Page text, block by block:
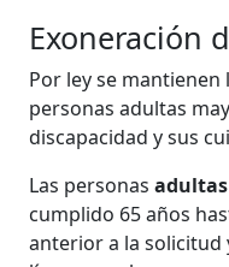
Exoneración
Por ley se mantienen
personas adultas
discapacidad y sus
Las personas
cumplido 65 años
anterior a la solicitud